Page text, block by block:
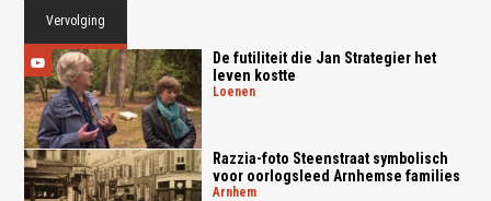
Vervolging
De futiliteit die Jan Strategier het
leven kostte
loenen
Razzia-foto Steenstraat symbolisch
voor oorlogsleed Arnhemse families
arnhem